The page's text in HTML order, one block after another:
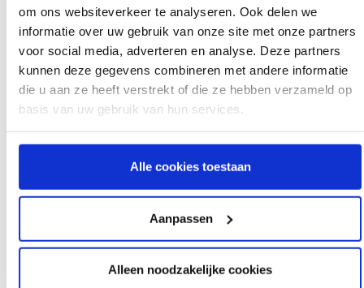
om ons websiteverkeer te analyseren. Ook delen we
informatie over uw gebruik van onze site met onze partners
voor social media, adverteren en analyse. Deze partners
kunnen deze gegevens combineren met andere informatie
die u aan ze heeft verstrekt of die ze hebben verzameld op
basis van uw gebruik van hun services.
Alle cookies toestaan
Aanpassen
Alleen noodzakelijke cookies
Mogen wij je voorstellen aan Sharona van Collections?
Bekijk meer verhalen van collega's